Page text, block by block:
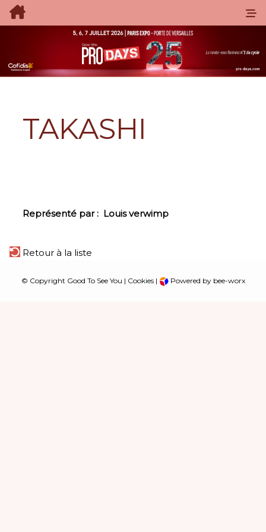
TAKASHI
Représenté par : Louis verwimp
Retour à la liste
© Copyright Good To See You | Cookies| Powered by bee-worx